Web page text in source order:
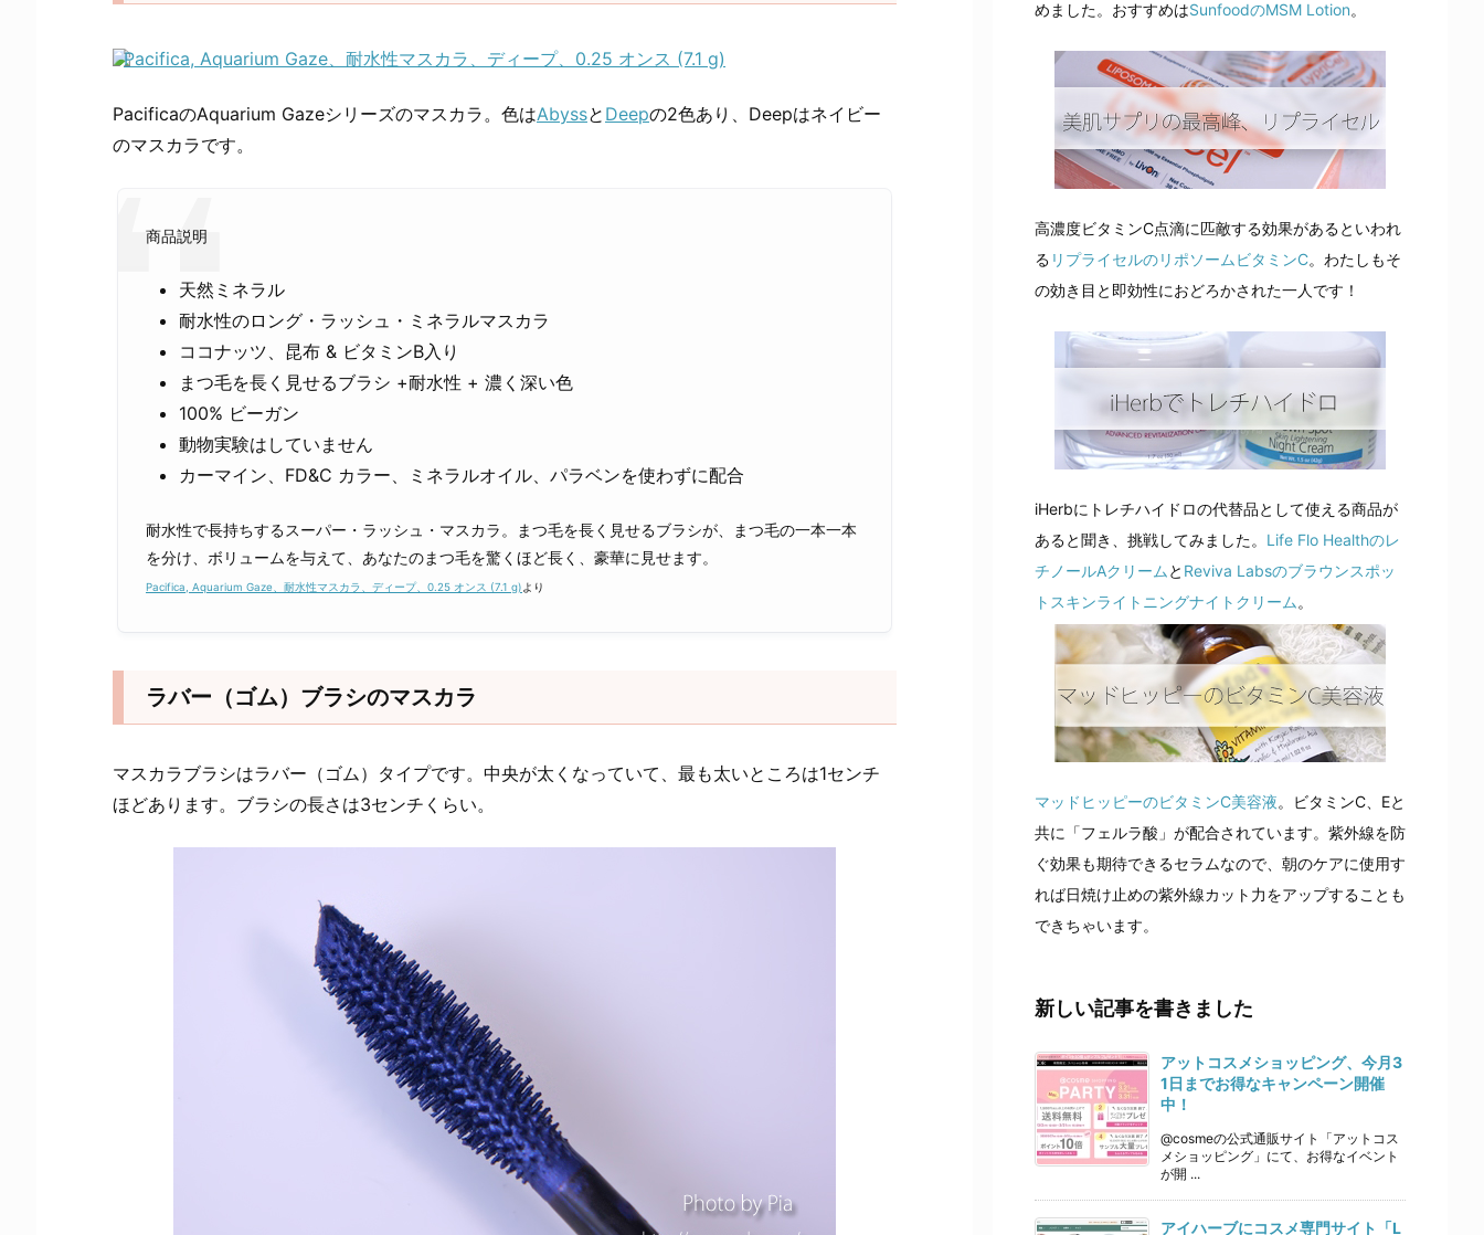
Pacifica, Aquarium Gaze、耐水性マスカラ、ディープ、0.25 オンス (7.1 g)
PacificaのAquarium Gazeシリーズのマスカラ。色はAbyssと Deepの2色あり、Deepはネイビー
のマスカラです。
商品説明
天然ミネラル
耐水性のロング・ラッシュ・ミネラルマスカラ
ココナッツ、昆布 & ビタミンB入り
まつ毛を長く見せるブラシ +耐水性 + 濃く深い色
100% ビーガン
動物実験はしていません
カーマイン、FD&C カラー、ミネラルオイル、パラベンを使わずに配合
耐水性で長持ちするスーパー・ラッシュ・マスカラ。まつ毛を長く見せるブラシが、まつ毛の一本一本
を分け、ボリュームを与えて、あなたのまつ毛を驚くほど長く、豪華に見せます。
Pacifica, Aquarium Gaze、耐水性マスカラ、ディープ、0.25 オンス (7.1 g) より
ラバー（ゴム）ブラシのマスカラ
マスカラブラシはラバー（ゴム）タイプです。中央が太くなっていて、最も太いところは1センチ
ほどあります。ブラシの長さは3センチくらい。
めました。おすすめはSunfoodのMSM Lotion。
高濃度ビタミンC点滴に匹敵する効果があるといわれ
る リプライセルのリポソームビタミンC。わたしもそ
の効き目と即効性におどろかされた一人です！
iHerbにトレチハイドロの代替品として使える商品が
あると聞き、挑戦してみました。 Life Flo Healthのレ
チノールAクリーム と Reviva Labsのブラウンスポッ
トスキンライトニングナイトクリーム 。
マッドヒッピーのビタミンC美容液。ビタミンC、Eと
共に「フェルラ酸」が配合されています。紫外線を防
ぐ効果も期待できるセラムなので、朝のケアに使用す
れば日焼け止めの紫外線カット力をアップすることも
できちゃいます。
新しい記事を書きました
アットコスメショッピング、今月3
1日までお得なキャンペーン開催
中！
@cosmeの公式通販サイト「アットコス
メショッピング」にて、お得なイベント
が開 ...
アイハーブにコスメ専門サイト「L